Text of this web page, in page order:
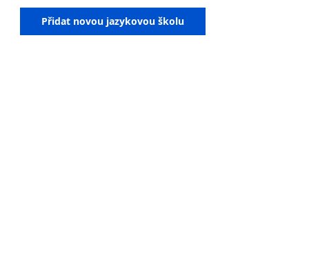
Přidat novou jazykovou školu